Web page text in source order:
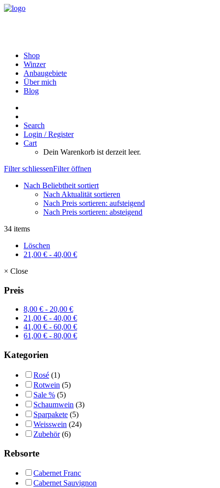
Shop
Winzer
Anbaugebiete
Über mich
Blog
Search
Login / Register
Cart
Dein Warenkorb ist derzeit leer.
Filter schliessenFilter öffnen
Nach Beliebtheit sortiert
Nach Aktualität sortieren
Nach Preis sortieren: aufsteigend
Nach Preis sortieren: absteigend
34 items
Löschen
21,00 € - 40,00 €
× Close
Preis
8,00 € - 20,00 €
21,00 € - 40,00 €
41,00 € - 60,00 €
61,00 € - 80,00 €
Kategorien
Rosé (1)
Rotwein (5)
Sale % (5)
Schaumwein (3)
Sparpakete (5)
Weisswein (24)
Zubehör (6)
Rebsorte
Cabernet Franc
Cabernet Sauvignon